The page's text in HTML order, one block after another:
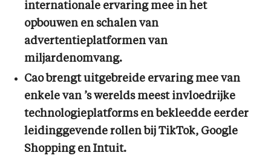
internationale ervaring mee in het
opbouwen en schalen van
advertentieplatformen van
miljardenomvang.
Cao brengt uitgebreide ervaring mee van
enkele van ’s werelds meest invloedrijke
technologieplatforms en bekleedde eerder
leidinggevende rollen bij TikTok, Google
Shopping en Intuit.